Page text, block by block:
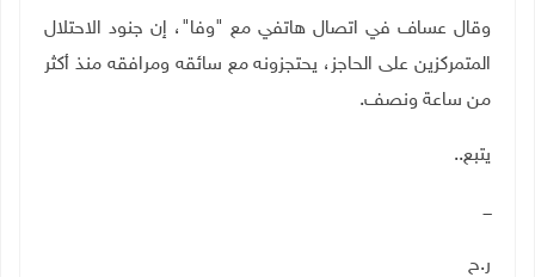
وقال عساف في اتصال هاتفي مع "وفا"، إن جنود الاحتلال
المتمركزين على الحاجز، يحتجزونه مع سائقه ومرافقه منذ أكثر
من ساعة ونصف.
يتبع..
ـــ
ر.ح